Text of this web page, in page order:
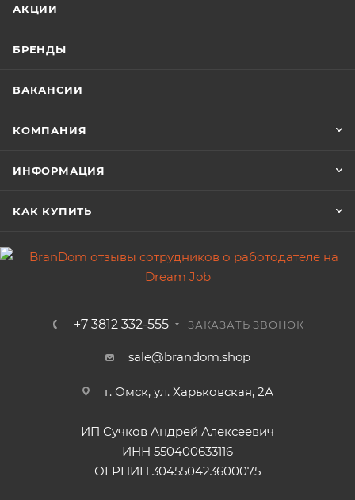
АКЦИИ
БРЕНДЫ
ВАКАНСИИ
КОМПАНИЯ
ИНФОРМАЦИЯ
КАК КУПИТЬ
+7 3812 332-555 ЗАКАЗАТЬ ЗВОНОК
sale@brandom.shop
г. Омск, ул. Харьковская, 2А
ИП Сучков Андрей Алексеевич
ИНН 550400633116
ОГРНИП 304550423600075